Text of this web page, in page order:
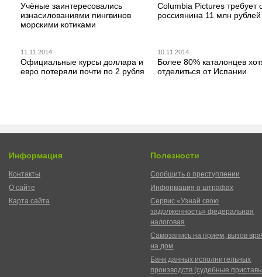
Учёные заинтересовались
изнасилованиями пингвинов
морскими котиками
Columbia Pictures требует
россиянина 11 млн рублей
11.11.2014
Официальные курсы доллара и
евро потеряли почти по 2 рубля
10.11.2014
Более 80% каталонцев
отделиться от Испании
Информация
Контакты
О сайте
Карта сайта
Полезности
Сообщить о преступлении
Информация о штрафах
Сервис «Узнай свою
задолженность» федеральная
налоговая
Самозапись на прием, вызов
на дом
Банк данных исполнительных
производств (судебные